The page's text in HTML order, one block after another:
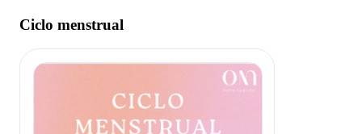
Ciclo menstrual